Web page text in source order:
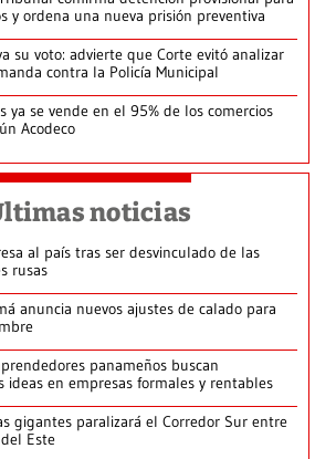
y ordena una nueva prisión preventiva
su voto: advierte que Corte evitó analizar
contra la Policía Municipal
ya se vende en el 95% de los comercios
Acodeco
noticias
al país tras ser desvinculado de las
rusas
anuncia nuevos ajustes de calado para
panameños buscan
ideas en empresas formales y rentables
gigantes paralizará el Corredor Sur entre
Este